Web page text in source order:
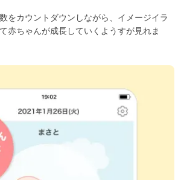
をカウントダウンしながら、イメージイラ
赤ちゃんが成長していくようすが見れま